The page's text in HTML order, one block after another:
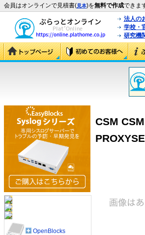
会員はオンラインで見積書(見本)を無料で作成できま
法人の
学校・
研究機
CSM
OpenBlocks